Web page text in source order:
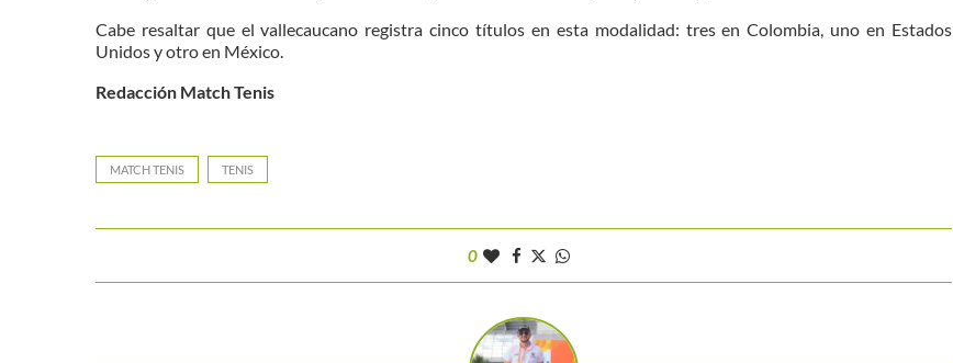
Cabe resaltar que el vallecaucano registra cinco títulos en esta modalidad: tres en Colombia, uno en Estados
Unidos y otro en México.
Redacción Match Tenis
MATCH TENIS TENIS
0